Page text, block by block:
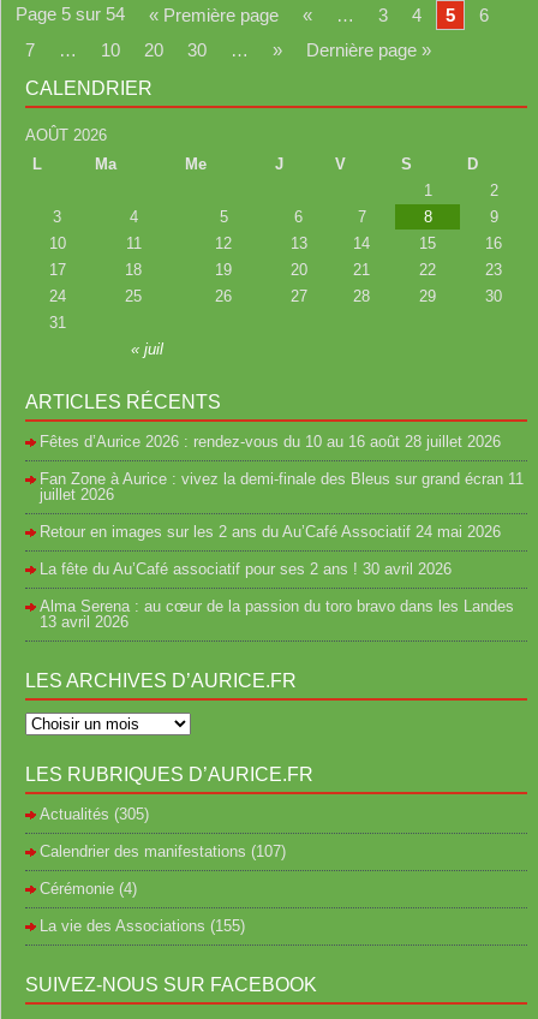
Page 5 sur 54 « Première page « … 3 4 5
6
7
… 10 20 30 … »
Dernière page »
CALENDRIER
AOÛT 2026
L
Ma Me J V S D
« juil
1
2
3
4 5 6 7 8
9
10
11 12 13 14 15
16
17
18 19 20 21 22
23
24
25 26 27 28 29
30
31
ARTICLES RÉCENTS
Fêtes d’Aurice 2026 : rendez-vous du 10 au 16 août 28 juillet 2026
Fan Zone à Aurice : vivez la demi-finale des Bleus sur grand écran 11
juillet 2026
Retour en images sur les 2 ans du Au’Café Associatif 24 mai 2026
La fête du Au’Café associatif pour ses 2 ans ! 30 avril 2026
Alma Serena : au cœur de la passion du toro bravo dans les Landes
13 avril 2026
LES ARCHIVES D’AURICE.FR
LES RUBRIQUES D’AURICE.FR
Actualités (305)
Calendrier des manifestations (107)
Cérémonie (4)
La vie des Associations (155)
SUIVEZ-NOUS SUR FACEBOOK